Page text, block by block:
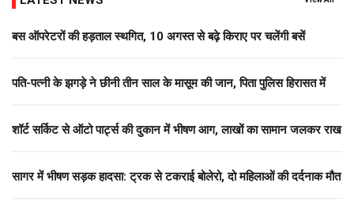
बस ऑपरेटरों की हड़ताल स्थगित, 10 अगस्त से बढ़े किराए पर चलेंगी बसें
पति-पत्नी के झगड़े ने छीनी तीन साल के मासूम की जान, पिता पुलिस हिरासत में
शॉर्ट सर्किट से ऑटो पार्ट्स की दुकान में भीषण आग, लाखों का सामान जलकर राख
सागर में भीषण सड़क हादसा: ट्रक से टकराई बोलेरो, दो महिलाओं की दर्दनाक मौत